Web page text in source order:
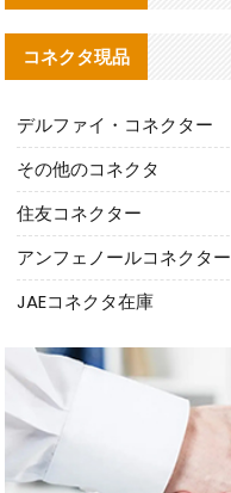
コネクタ現品
デルファイ・コネクター
その他のコネクタ
住友コネクター
アンフェノールコネクター
JAEコネクタ在庫